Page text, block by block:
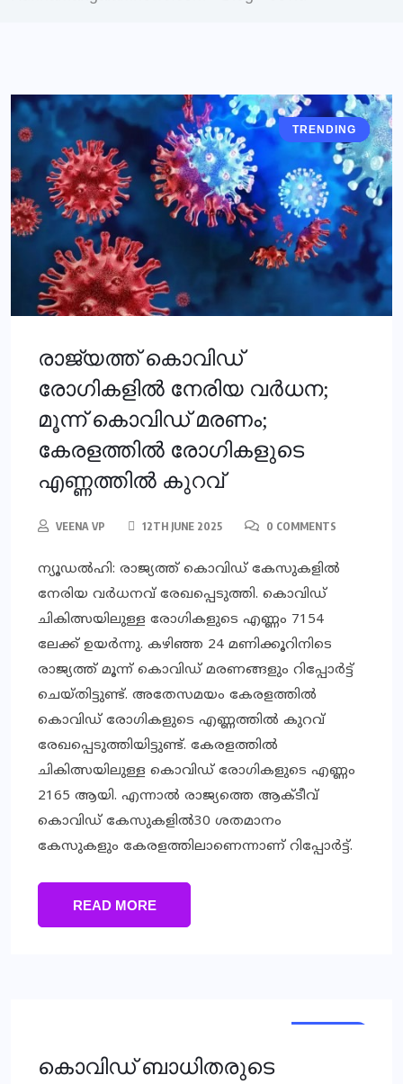
KERALA
KERALA
NATIONAL
TRENDING
രാജ്യത്ത് കൊവിഡ്
രോഗികളില്‍ നേരിയ വര്‍ധന;
മൂന്ന് കൊവിഡ് മരണം;
കേരളത്തില്‍ രോഗികളുടെ
എണ്ണത്തില്‍ കുറവ്
VEENA VP 12TH JUNE 2025 0 COMMENTS
ന്യൂഡല്‍ഹി: രാജ്യത്ത് കൊവിഡ് കേസുകളില്‍
നേരിയ വര്‍ധനവ് രേഖപ്പെടുത്തി. കൊവിഡ്
ചികിത്സയിലുള്ള രോഗികളുടെ എണ്ണം 7154
ലേക്ക് ഉയര്‍ന്നു. കഴിഞ്ഞ 24 മണിക്കൂറിനിടെ
രാജ്യത്ത് മൂന്ന് കൊവിഡ് മരണങ്ങളും റിപ്പോര്‍ട്ട്
ചെയ്തിട്ടുണ്ട്. അതേസമയം കേരളത്തില്‍
കൊവിഡ് രോഗികളുടെ എണ്ണത്തില്‍ കുറവ്
രേഖപ്പെടുത്തിയിട്ടുണ്ട്. കേരളത്തില്‍
ചികിത്സയിലുള്ള കൊവിഡ് രോഗികളുടെ എണ്ണം
2165 ആയി. എന്നാല്‍ രാജ്യത്തെ ആക്ടീവ്
കൊവിഡ് കേസുകളില്‍30 ശതമാനം
കേസുകളും കേരളത്തിലാണെന്നാണ് റിപ്പോര്‍ട്ട്.
READ MORE
കൊവിഡ് ബാധിതരുടെ